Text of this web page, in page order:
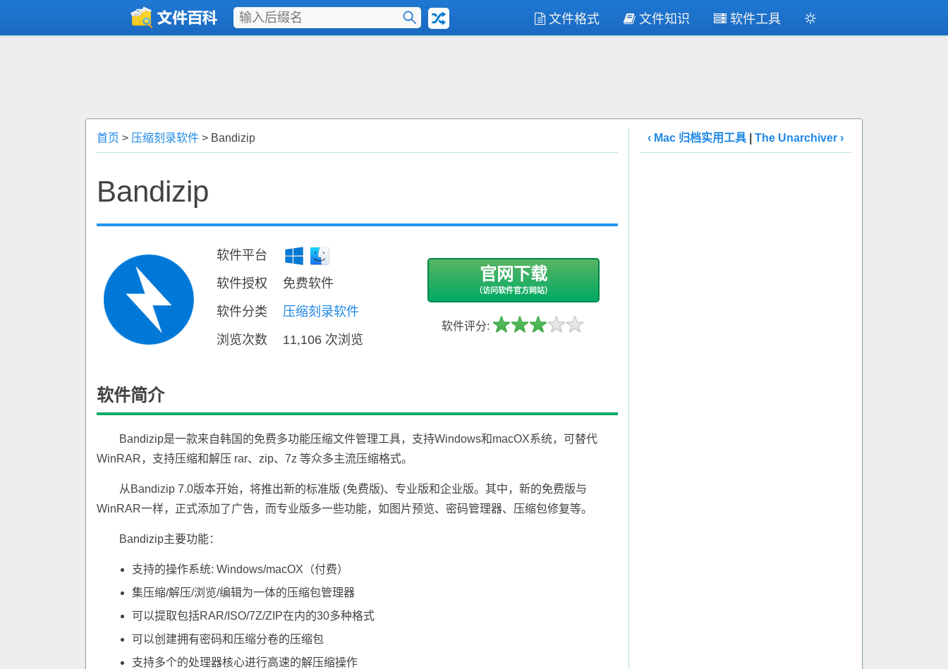
文件格式 文件知识 软件工具
首页 > 压缩刻录软件 > Bandizip
Bandizip
软件平台
软件授权
免费软件
软件分类
压缩刻录软件
浏览次数
11,106 次浏览
官网下载
（访问软件官方网站）
软件评分:
软件简介
Bandizip是一款来自韩国的免费多功能压缩文件管理工具，支持Windows和macOX系统，可替代
WinRAR，支持压缩和解压 rar、zip、7z 等众多主流压缩格式。
从Bandizip 7.0版本开始，将推出新的标准版 (免费版)、专业版和企业版。其中，新的免费版与
WinRAR一样，正式添加了广告，而专业版多一些功能，如图片预览、密码管理器、压缩包修复等。
Bandizip主要功能：
支持的操作系统: Windows/macOX（付费）
集压缩/解压/浏览/编辑为一体的压缩包管理器
可以提取包括RAR/ISO/7Z/ZIP在内的30多种格式
可以创建拥有密码和压缩分卷的压缩包
支持多个的处理器核心进行高速的解压缩操作
‹ Mac 归档实用工具 The Unarchiver ›